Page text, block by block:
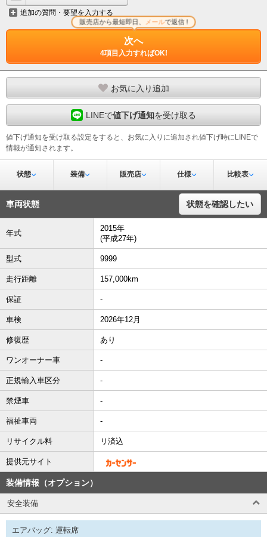
追加の質問・要望を入力する
次へ
4項目入力すればOK!
販売店から最短即日、 メールで返信 !
お気に入り追加
LINEで値下げ通知を受け取る
値下げ通知を受け取る設定をすると、お気に入りに追加され値下げ時にLINEで
情報が通知されます。
状態 装備 販売店 仕様 比較表
車両状態 状態を確認したい
年式
2015年
(平成27年)
型式 9999
走行距離 157,000km
保証 -
車検 2026年12月
修復歴 あり
ワンオーナー車 -
正規輸入車区分 -
禁煙車 -
福祉車両 -
リサイクル料 リ済込
提供元サイト
装備情報（オプション）
安全装備
エアバッグ: 運転席